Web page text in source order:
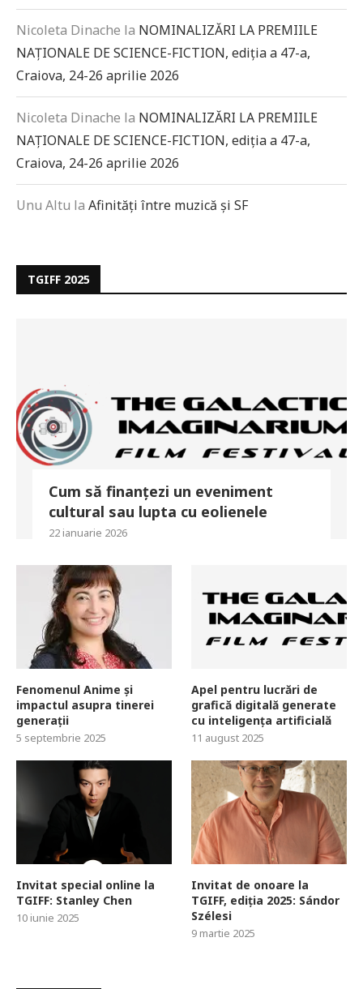
Nicoleta Dinache la NOMINALIZĂRI LA PREMIILE
NAȚIONALE DE SCIENCE-FICTION, ediția a 47-a,
Craiova, 24-26 aprilie 2026
Nicoleta Dinache la NOMINALIZĂRI LA PREMIILE
NAȚIONALE DE SCIENCE-FICTION, ediția a 47-a,
Craiova, 24-26 aprilie 2026
Unu Altu la Afinități între muzică și SF
TGIFF 2025
Cum să finanțezi un eveniment
cultural sau lupta cu eolienele
22 ianuarie 2026
Fenomenul Anime și
impactul asupra tinerei
generații
5 septembrie 2025
Apel pentru lucrări de
grafică digitală generate
cu inteligența artificială
11 august 2025
Invitat special online la
TGIFF: Stanley Chen
10 iunie 2025
Invitat de onoare la
TGIFF, ediția 2025: Sándor
Szélesi
9 martie 2025